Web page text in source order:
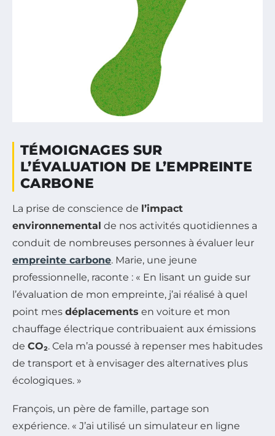
TÉMOIGNAGES SUR
L’ÉVALUATION DE L’EMPREINTE
CARBONE
La prise de conscience de l’impact
environnemental de nos activités quotidiennes a
conduit de nombreuses personnes à évaluer leur
empreinte carbone. Marie, une jeune
professionnelle, raconte : « En lisant un guide sur
l’évaluation de mon empreinte, j’ai réalisé à quel
point mes déplacements en voiture et mon
chauffage électrique contribuaient aux émissions
de CO₂. Cela m’a poussé à repenser mes habitudes
de transport et à envisager des alternatives plus
écologiques. »
François, un père de famille, partage son
expérience. « J’ai utilisé un simulateur en ligne